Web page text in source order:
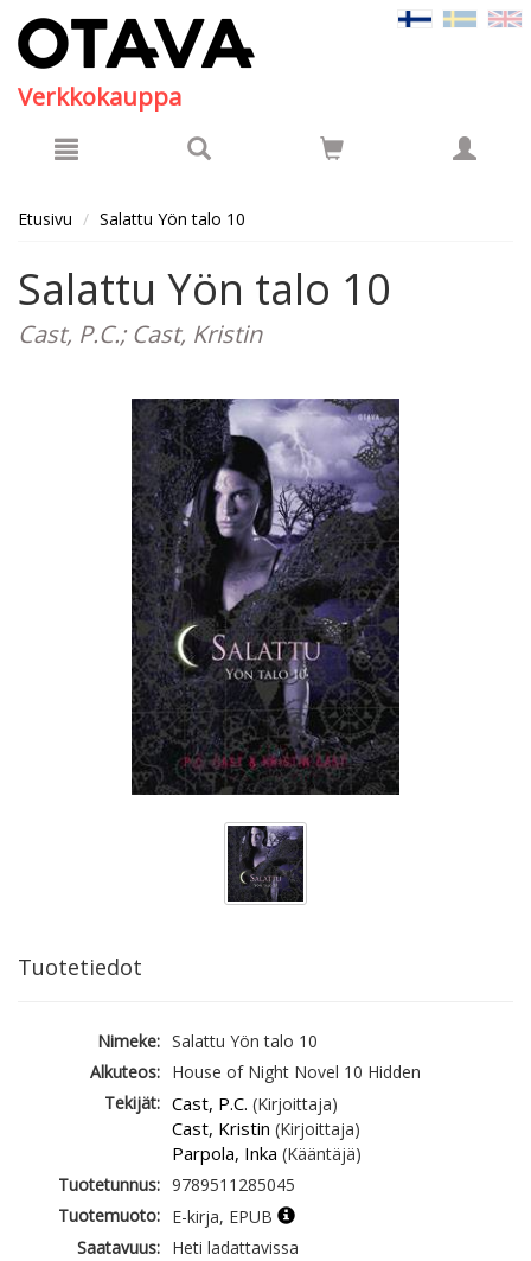
Verkkokauppa
Etusivu Salattu Yön talo 10
Salattu Yön talo 10
Cast, P.C.; Cast, Kristin
Tuotetiedot
Nimeke: Salattu Yön talo 10
Alkuteos: House of Night Novel 10 Hidden
Tekijät: Cast, P.C. (Kirjoittaja)
Cast, Kristin (Kirjoittaja)
Parpola, Inka (Kääntäjä)
Tuotetunnus: 9789511285045
Tuotemuoto: E-kirja, EPUB
Saatavuus: Heti ladattavissa